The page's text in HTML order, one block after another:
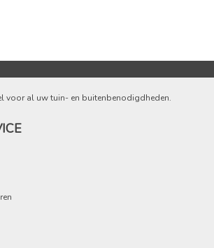
voor al uw tuin- en buitenbenodigdheden.